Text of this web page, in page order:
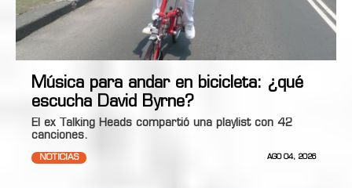
Música para andar en bicicleta: ¿qué
escucha David Byrne?
El ex Talking Heads compartió una playlist con 42
canciones.
NOTICIAS AGO 04, 2026